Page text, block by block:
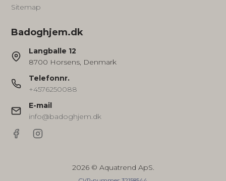
Sitemap
Badoghjem.dk
Langballe 12
8700 Horsens, Denmark
Telefonnr.
+4576250088
E-mail
info@badoghjem.dk
2026 © Aquatrend ApS.